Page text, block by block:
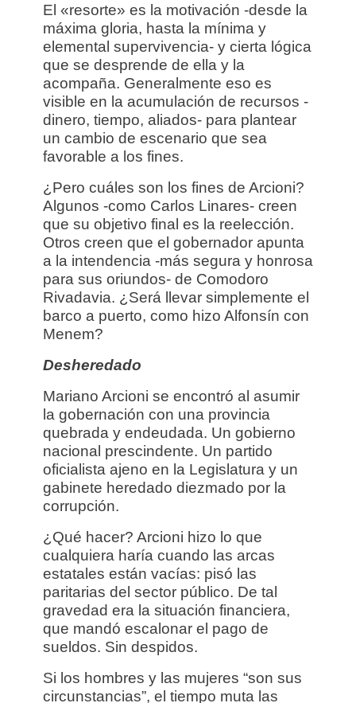
El «resorte» es la motivación -desde la
máxima gloria, hasta la mínima y
elemental supervivencia- y cierta lógica
que se desprende de ella y la
acompaña. Generalmente eso es
visible en la acumulación de recursos -
dinero, tiempo, aliados- para plantear
un cambio de escenario que sea
favorable a los fines.
¿Pero cuáles son los fines de Arcioni?
Algunos -como Carlos Linares- creen
que su objetivo final es la reelección.
Otros creen que el gobernador apunta
a la intendencia -más segura y honrosa
para sus oriundos- de Comodoro
Rivadavia. ¿Será llevar simplemente el
barco a puerto, como hizo Alfonsín con
Menem?
Desheredado
Mariano Arcioni se encontró al asumir
la gobernación con una provincia
quebrada y endeudada. Un gobierno
nacional prescindente. Un partido
oficialista ajeno en la Legislatura y un
gabinete heredado diezmado por la
corrupción.
¿Qué hacer? Arcioni hizo lo que
cualquiera haría cuando las arcas
estatales están vacías: pisó las
paritarias del sector público. De tal
gravedad era la situación financiera,
que mandó escalonar el pago de
sueldos. Sin despidos.
Si los hombres y las mujeres “son sus
circunstancias”, el tiempo muta las